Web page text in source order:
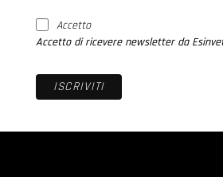
Accetto
Accetto di ricevere newsletter da